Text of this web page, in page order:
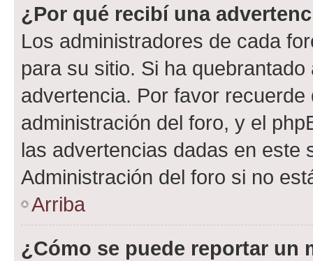
¿Por qué recibí una
Los administradores de cada
para su sitio. Si ha
advertencia. Por favor
administración del foro, y el
las advertencias dadas en este
Administración del foro si no
Arriba
¿Cómo se puede reportar un